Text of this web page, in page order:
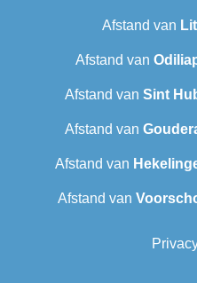
Afstand van
Afstand van
Afstand van Sint
Afstand van
Afstand van
Afstand van